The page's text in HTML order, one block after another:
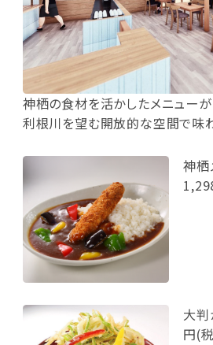
神栖の食材を活かしたメニューが
利根川を望む開放的な空間で味
神栖
大
円(